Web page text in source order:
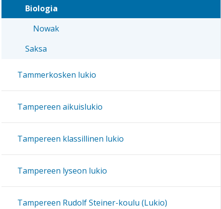
Biologia
Nowak
Saksa
Tammerkosken lukio
Tampereen aikuislukio
Tampereen klassillinen lukio
Tampereen lyseon lukio
Tampereen Rudolf Steiner-koulu (Lukio)